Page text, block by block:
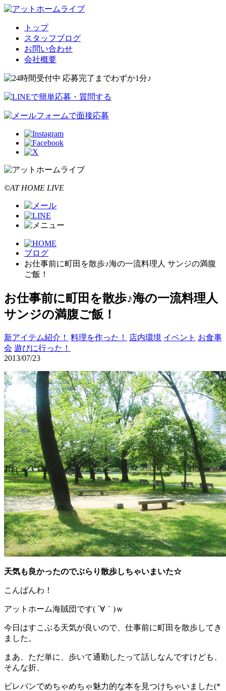
トップ
スタッフブログ
お問い合わせ
会社概要
©AT HOME LIVE
ブログ
お仕事前に町田を散歩♪海の一流料理人 サンジの満腹
ご飯！
お仕事前に町田を散歩♪海の一流料理人
サンジの満腹ご飯！
新アイテム紹介！ 料理を作った！ 店内環境 イベント お食事
会 遊びに行った！
2013/07/23
天気も良かったのでぶらり散歩しちゃいまいた☆
こんばんわ！
アットホーム海賊団です( ´∀｀)ｗ
今日はすこぶる天気が良いので、仕事前に町田を散歩してき
ました。
まあ、ただ単に、歩いて通勤したって話しなんですけども、
そんな折、
ビレバンでめちゃめちゃ魅力的な本を見つけちゃいました(*